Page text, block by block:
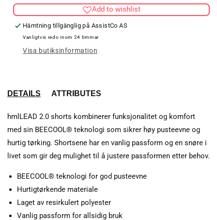
Add to wishlist
Hämtning tillgänglig på AssistCo AS
Vanligtvis redo inom 24 timmar
Visa butiksinformation
DETAILS ATTRIBUTES
hmlLEAD 2.0 shorts kombinerer funksjonalitet og komfort
med sin BEECOOL® teknologi som sikrer høy pusteevne og
hurtig tørking. Shortsene har en vanlig passform og en snøre i
livet som gir deg mulighet til å justere passformen etter behov.
BEECOOL® teknologi for god pusteevne
Hurtigtørkende materiale
Laget av resirkulert polyester
Vanlig passform for allsidig bruk